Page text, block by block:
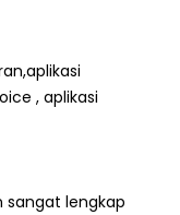
, aplikasi
sangat lengkap